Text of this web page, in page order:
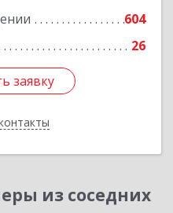
604
26
заявку
заявку
из соседних